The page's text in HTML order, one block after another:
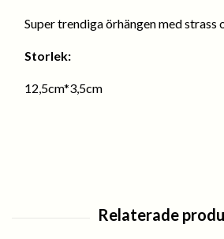
Super trendiga örhängen med strass
Storlek:
12,5cm*3,5cm